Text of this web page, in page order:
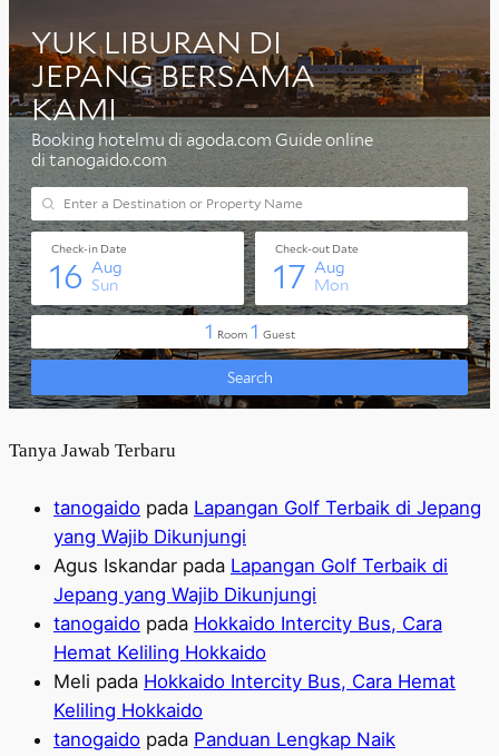
Tanya Jawab Terbaru
tanogaido pada Lapangan Golf Terbaik di Jepang
yang Wajib Dikunjungi
Agus Iskandar pada Lapangan Golf Terbaik di
Jepang yang Wajib Dikunjungi
tanogaido pada Hokkaido Intercity Bus, Cara
Hemat Keliling Hokkaido
Meli pada Hokkaido Intercity Bus, Cara Hemat
Keliling Hokkaido
tanogaido pada Panduan Lengkap Naik